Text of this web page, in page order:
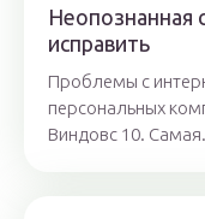
Неопознанная
исправить
Проблемы с
персональных
Виндовс 10.